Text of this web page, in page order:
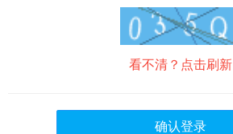
看不清？点击刷新
确认登录